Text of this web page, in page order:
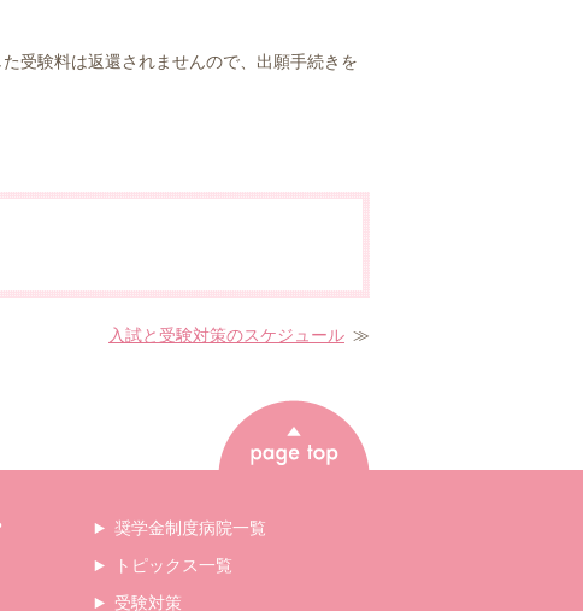
受験料は返還されませんので、出願手続きを
入試と受験対策のスケジュール ≫
奨学金制度病院一覧
トピックス一覧
受験対策